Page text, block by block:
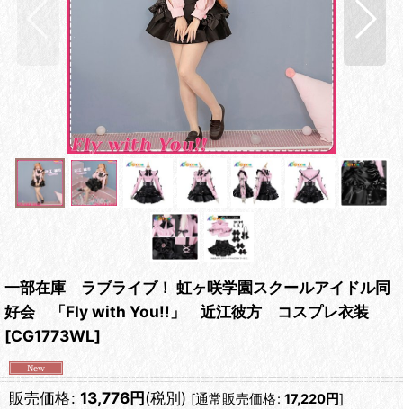
一部在庫 ラブライブ！ 虹ヶ咲学園スクールアイドル同
好会 「Fly with You!!」 近江彼方 コスプレ衣装
[CG1773WL]
販売価格: 13,776円(税別) [通常販売価格: 17,220円]